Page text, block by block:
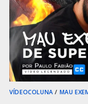
VÍDEOCOLUNA / MAU